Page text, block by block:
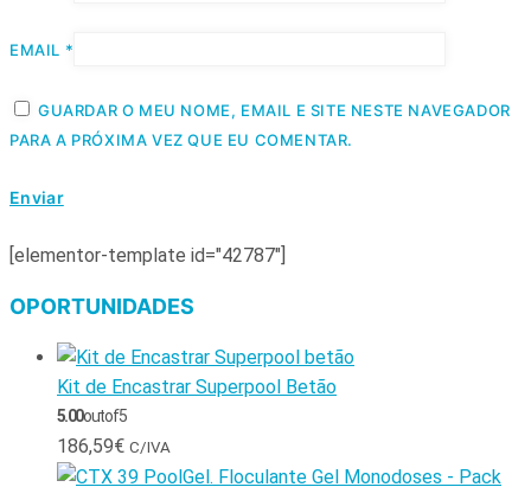
EMAIL *
GUARDAR O MEU NOME, EMAIL E SITE NESTE NAVEGADOR
PARA A PRÓXIMA VEZ QUE EU COMENTAR.
[elementor-template id="42787"]
OPORTUNIDADES
Kit de Encastrar Superpool Betão
5.00out of 5
186,59€ C/IVA